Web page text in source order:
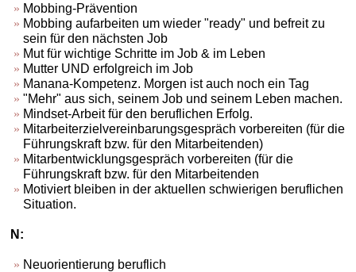
Mobbing-Prävention
Mobbing aufarbeiten um wieder "ready" und befreit zu
sein für den nächsten Job
Mut für wichtige Schritte im Job & im Leben
Mutter UND erfolgreich im Job
Manana-Kompetenz. Morgen ist auch noch ein Tag
"Mehr" aus sich, seinem Job und seinem Leben machen.
Mindset-Arbeit für den beruflichen Erfolg.
Mitarbeiterzielvereinbarungsgespräch vorbereiten (für die
Führungskraft bzw. für den Mitarbeitenden)
Mitarbentwicklungsgespräch vorbereiten (für die
Führungskraft bzw. für den Mitarbeitenden
Motiviert bleiben in der aktuellen schwierigen beruflichen
Situation.
N:
Neuorientierung beruflich